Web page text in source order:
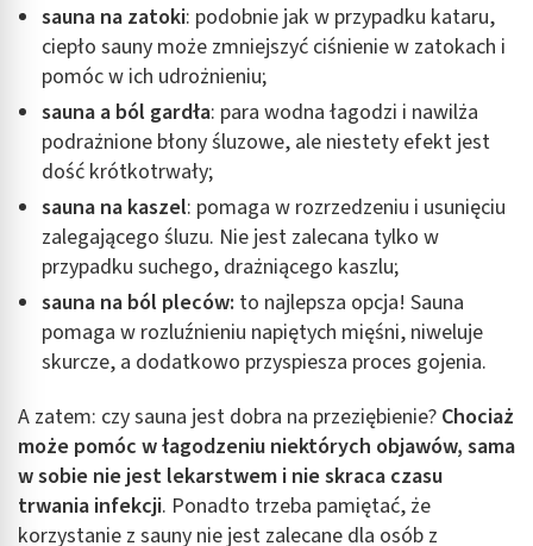
sauna na zatoki: podobnie jak w przypadku kataru,
ciepło sauny może zmniejszyć ciśnienie w zatokach i
pomóc w ich udrożnieniu;
sauna a ból gardła: para wodna łagodzi i nawilża
podrażnione błony śluzowe, ale niestety efekt jest
dość krótkotrwały;
sauna na kaszel: pomaga w rozrzedzeniu i usunięciu
zalegającego śluzu. Nie jest zalecana tylko w
przypadku suchego, drażniącego kaszlu;
sauna na ból pleców: to najlepsza opcja! Sauna
pomaga w rozluźnieniu napiętych mięśni, niweluje
skurcze, a dodatkowo przyspiesza proces gojenia.
A zatem: czy sauna jest dobra na przeziębienie? Chociaż
może pomóc w łagodzeniu niektórych objawów, sama
w sobie nie jest lekarstwem i nie skraca czasu
trwania infekcji. Ponadto trzeba pamiętać, że
korzystanie z sauny nie jest zalecane dla osób z